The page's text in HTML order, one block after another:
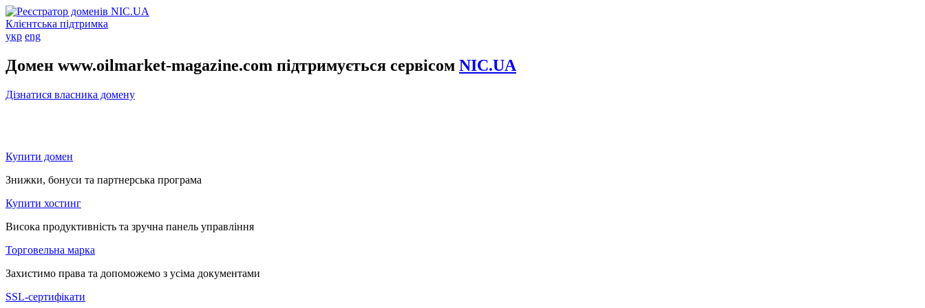
Клієнтська підтримка
укр eng
Домен www.oilmarket-magazine.com підтримується сервісом NIC.UA
Дізнатися власника домену
Купити домен
Знижки, бонуси та партнерська програма
Купити хостинг
Висока продуктивність та зручна панель управління
Торговельна марка
Захистимо права та допоможемо з усіма документами
SSL-сертифікати